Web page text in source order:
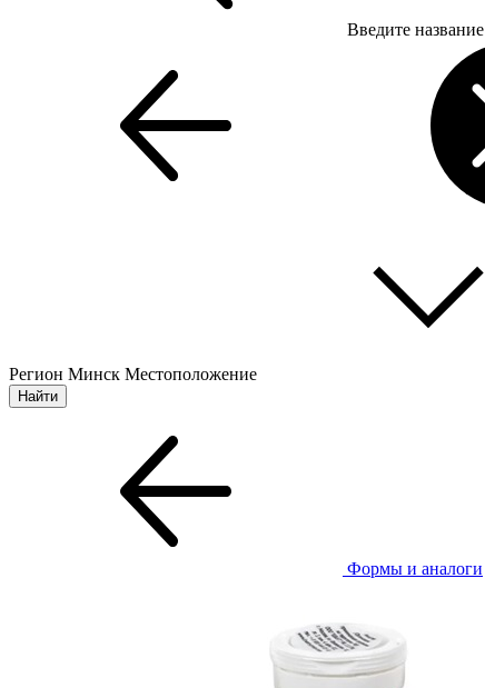
Введите название
Регион Минск Местоположение
Формы и аналоги